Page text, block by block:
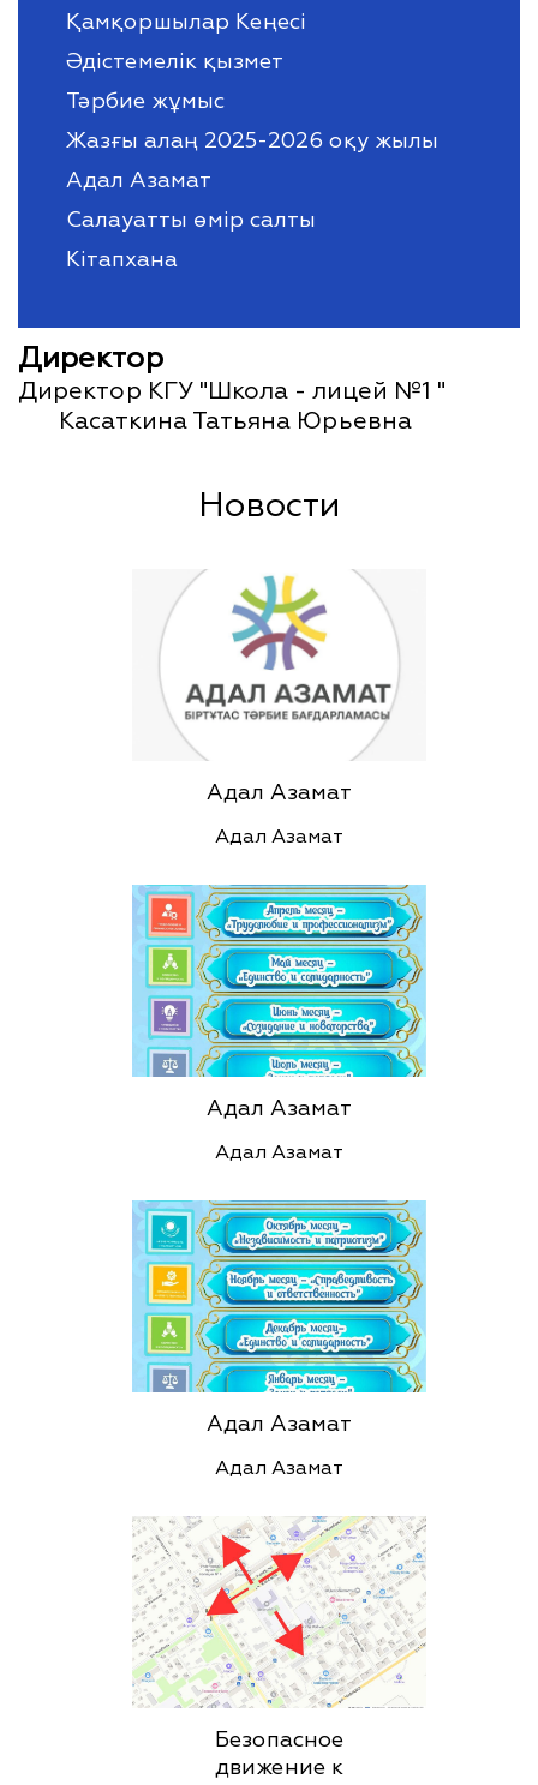
Қамқоршылар Кеңесі
Әдістемелік қызмет
Тәрбие жұмыс
Жазғы алаң 2025-2026 оқу жылы
Адал Азамат
Салауатты өмір салты
Кітапхана
Директор
Директор КГУ "Школа - лицей №1 "
Касаткина Татьяна Юрьевна
Новости
Адал Азамат
Адал Азамат
Адал Азамат
Адал Азамат
Адал Азамат
Адал Азамат
Безопасное
движение к